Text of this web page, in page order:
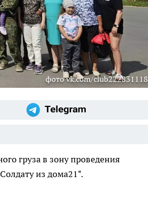
фото vk.com/club222831118
груза в зону проведения
из дома21".